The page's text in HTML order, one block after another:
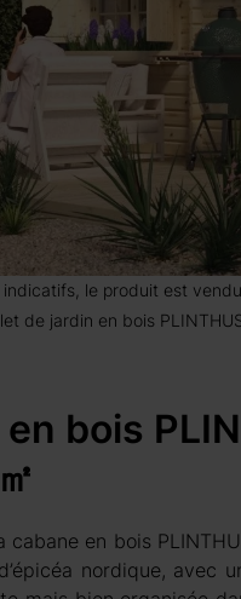
le produit est
de jardin en bois
bois
en bois
nordique,